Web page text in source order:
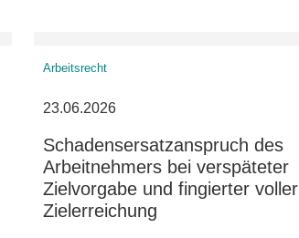
Arbeitsrecht
23.06.2026
Schadensersatzanspruch des
Arbeitnehmers bei verspäteter
Zielvorgabe und fingierter voller
Zielerreichung